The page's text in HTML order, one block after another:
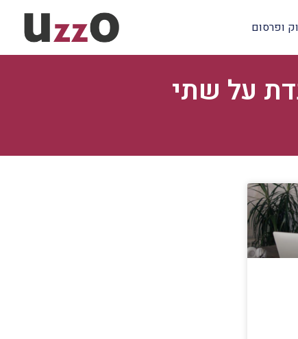
ופרסום
על שתי